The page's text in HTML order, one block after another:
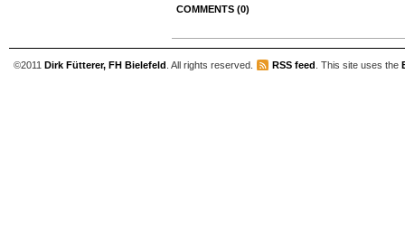
COMMENTS (0)
©2011 Dirk Fütterer, FH Bielefeld . All rights reserved. RSS feed . This site uses the